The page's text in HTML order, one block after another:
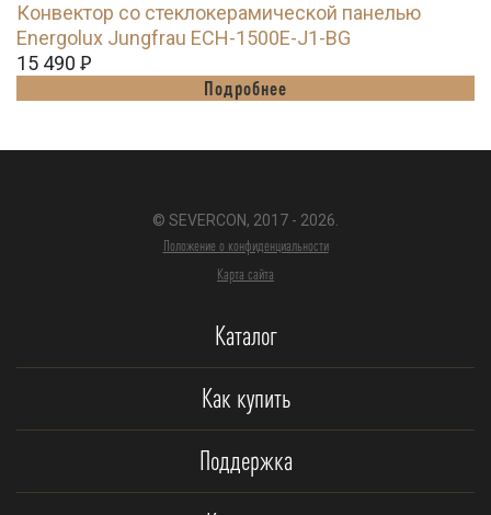
Конвектор со стеклокерамической панелью
Energolux Jungfrau ECH-1500E-J1-BG
15 490 Ꝑ
Подробнее
© SEVERCON, 2017 - 2026.
Положение о конфиденциальности
Карта сайта
Каталог
Как купить
Поддержка